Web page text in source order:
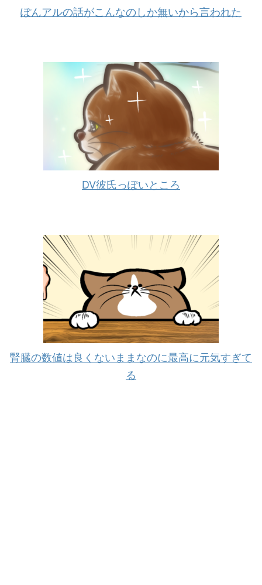
ぽんアルの話がこんなのしか無いから言われた
DV彼氏っぽいところ
腎臓の数値は良くないままなのに最高に元気すぎて
る